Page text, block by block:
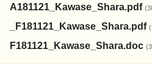
A181121_Kawase_Shara.pdf
_F181121_Kawase_Shara.pdf
F181121_Kawase_Shara.doc